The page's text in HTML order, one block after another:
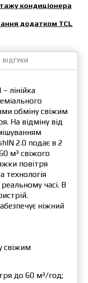
кондиціонера
додатком TCL
ВІДГУКИ
– лінійка
обміну свіжим
На відміну від
2.0 подає в 2
м³ свіжого
повітря
технологія
часі. В
ніжний
свіжим
до 60 м³/год;